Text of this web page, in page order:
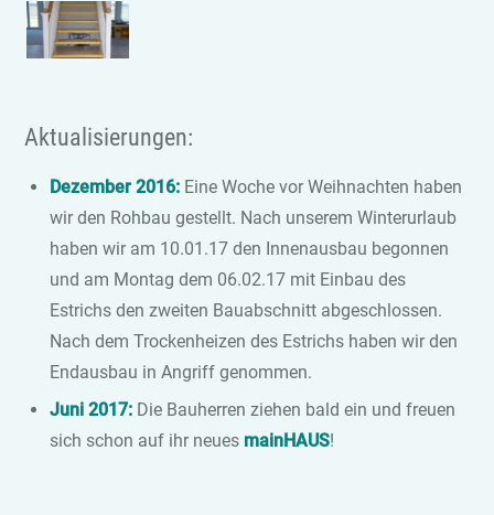
Aktualisierungen:
Dezember 2016: Eine Woche vor Weihnachten haben
wir den Rohbau gestellt. Nach unserem Winterurlaub
haben wir am 10.01.17 den Innenausbau begonnen
und am Montag dem 06.02.17 mit Einbau des
Estrichs den zweiten Bauabschnitt abgeschlossen.
Nach dem Trockenheizen des Estrichs haben wir den
Endausbau in Angriff genommen.
Juni 2017: Die Bauherren ziehen bald ein und freuen
sich schon auf ihr neues mainHAUS!